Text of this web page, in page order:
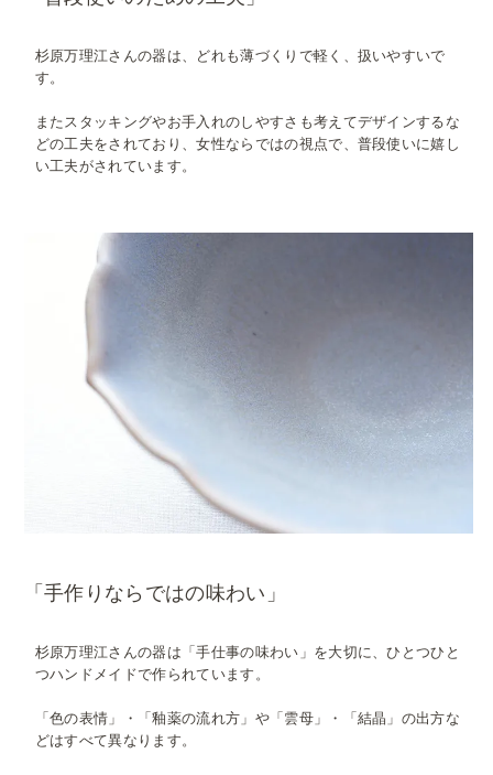
杉原万理江さんの器は、どれも薄づくりで軽く、扱いやすいで
す。
またスタッキングやお手入れのしやすさも考えてデザインするな
どの工夫をされており、女性ならではの視点で、普段使いに嬉し
い工夫がされています。
「手作りならではの味わい」
杉原万理江さんの器は「手仕事の味わい」を大切に、ひとつひと
つハンドメイドで作られています。
「色の表情」・「釉薬の流れ方」や「雲母」・「結晶」の出方な
どはすべて異なります。